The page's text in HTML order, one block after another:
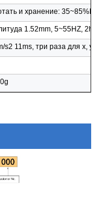
и хранение:
1.52mm, 5~55HZ, 2h
s2 11ms, три раза для x,